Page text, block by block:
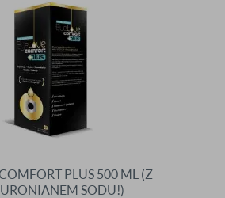
PLUS 500 ML (Z
SODU!)